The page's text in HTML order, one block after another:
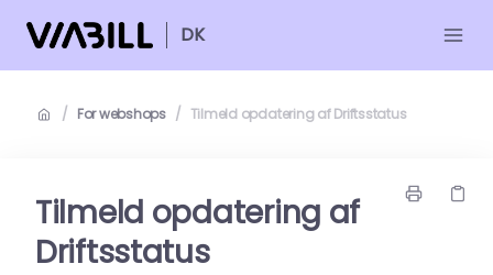
DK
/ For webshops / Tilmeld opdatering af Driftsstatus
Tilmeld opdatering af
Driftsstatus